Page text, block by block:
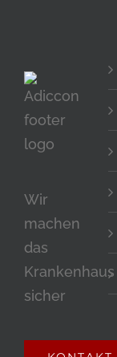
verify
that
you
are
Wir
machen
das
Krankenhaus
sicher